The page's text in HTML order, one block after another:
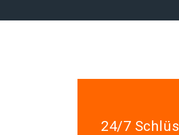
24/7